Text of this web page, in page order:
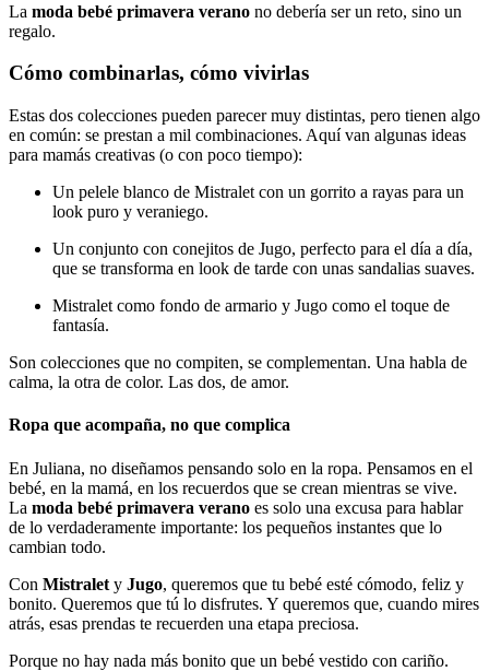
La moda bebé primavera verano no debería ser un reto, sino un
regalo.
Cómo combinarlas, cómo vivirlas
Estas dos colecciones pueden parecer muy distintas, pero tienen algo
en común: se prestan a mil combinaciones. Aquí van algunas ideas
para mamás creativas (o con poco tiempo):
Un pelele blanco de Mistralet con un gorrito a rayas para un
look puro y veraniego.
Un conjunto con conejitos de Jugo, perfecto para el día a día,
que se transforma en look de tarde con unas sandalias suaves.
Mistralet como fondo de armario y Jugo como el toque de
fantasía.
Son colecciones que no compiten, se complementan. Una habla de
calma, la otra de color. Las dos, de amor.
Ropa que acompaña, no que complica
En Juliana, no diseñamos pensando solo en la ropa. Pensamos en el
bebé, en la mamá, en los recuerdos que se crean mientras se vive.
La moda bebé primavera verano es solo una excusa para hablar
de lo verdaderamente importante: los pequeños instantes que lo
cambian todo.
Con Mistralet y Jugo, queremos que tu bebé esté cómodo, feliz y
bonito. Queremos que tú lo disfrutes. Y queremos que, cuando mires
atrás, esas prendas te recuerden una etapa preciosa.
Porque no hay nada más bonito que un bebé vestido con cariño.